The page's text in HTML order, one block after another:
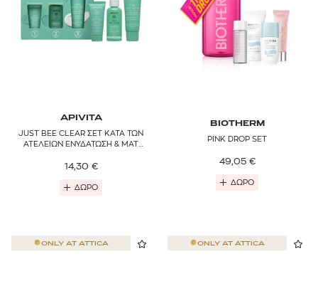
APIVITA
JUST BEE CLEAR ΣΕΤ ΚΑΤΑ ΤΩΝ
ΑΤΕΛΕΙΩΝ ΕΝΥΔΑΤΩΣΗ & ΜΑΤ
14,30 €
ΔΩΡΟ
BIOTHERM
PINK DROP SET
49,05 €
ΔΩΡΟ
ONLY AT ATTICA ONLY AT ATTICA